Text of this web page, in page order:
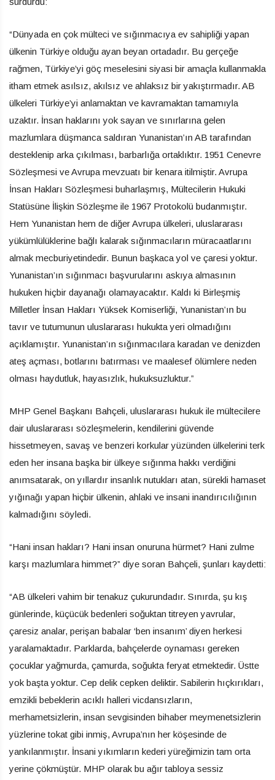
“Dünyada en çok mülteci ve sığınmacıya ev sahipliği yapan
ülkenin Türkiye olduğu ayan beyan ortadadır. Bu gerçeğe
rağmen, Türkiye’yi göç meselesini siyasi bir amaçla kullanmakla
itham etmek asılsız, akılsız ve ahlaksız bir yakıştırmadır. AB
ülkeleri Türkiye’yi anlamaktan ve kavramaktan tamamıyla
uzaktır. İnsan haklarını yok sayan ve sınırlarına gelen
mazlumlara düşmanca saldıran Yunanistan’ın AB tarafından
desteklenip arka çıkılması, barbarlığa ortaklıktır. 1951 Cenevre
Sözleşmesi ve Avrupa mevzuatı bir kenara itilmiştir. Avrupa
İnsan Hakları Sözleşmesi buharlaşmış, Mültecilerin Hukuki
Statüsüne İlişkin Sözleşme ile 1967 Protokolü budanmıştır.
Hem Yunanistan hem de diğer Avrupa ülkeleri, uluslararası
yükümlülüklerine bağlı kalarak sığınmacıların müracaatlarını
almak mecburiyetindedir. Bunun başkaca yol ve çaresi yoktur.
Yunanistan’ın sığınmacı başvurularını askıya almasının
hukuken hiçbir dayanağı olamayacaktır. Kaldı ki Birleşmiş
Milletler İnsan Hakları Yüksek Komiserliği, Yunanistan’ın bu
tavır ve tutumunun uluslararası hukukta yeri olmadığını
açıklamıştır. Yunanistan’ın sığınmacılara karadan ve denizden
ateş açması, botlarını batırması ve maalesef ölümlere neden
olması haydutluk, hayasızlık, hukuksuzluktur.”
MHP Genel Başkanı Bahçeli, uluslararası hukuk ile mültecilere
dair uluslararası sözleşmelerin, kendilerini güvende
hissetmeyen, savaş ve benzeri korkular yüzünden ülkelerini terk
eden her insana başka bir ülkeye sığınma hakkı verdiğini
anımsatarak, on yıllardır insanlık nutukları atan, sürekli hamaset
yığınağı yapan hiçbir ülkenin, ahlaki ve insani inandırıcılığının
kalmadığını söyledi.
“Hani insan hakları? Hani insan onuruna hürmet? Hani zulme
karşı mazlumlara himmet?” diye soran Bahçeli, şunları kaydetti:
“AB ülkeleri vahim bir tenakuz çukurundadır. Sınırda, şu kış
günlerinde, küçücük bedenleri soğuktan titreyen yavrular,
çaresiz analar, perişan babalar ‘ben insanım’ diyen herkesi
yaralamaktadır. Parklarda, bahçelerde oynaması gereken
çocuklar yağmurda, çamurda, soğukta feryat etmektedir. Üstte
yok başta yoktur. Cep delik cepken deliktir. Sabilerin hıçkırıkları,
emzikli bebeklerin acıklı halleri vicdansızların,
merhametsizlerin, insan sevgisinden bihaber meymenetsizlerin
yüzlerine tokat gibi inmiş, Avrupa’nın her köşesinde de
yankılanmıştır. İnsani yıkımların kederi yüreğimizin tam orta
yerine çökmüştür. MHP olarak bu ağır tabloya sessiz